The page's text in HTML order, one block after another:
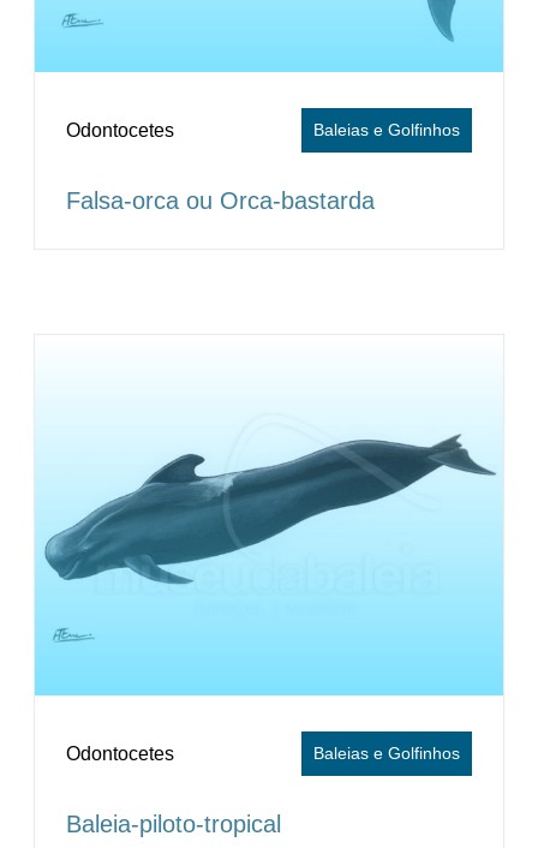
Baleias e Golfinhos
Odontocetes
Falsa-orca ou Orca-bastarda
Baleias e Golfinhos
Odontocetes
Baleia-piloto-tropical